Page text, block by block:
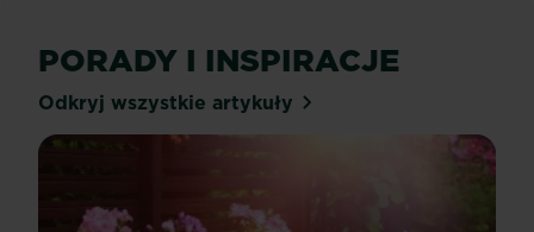
PORADY I INSPIRACJE
Odkryj wszystkie artykuły